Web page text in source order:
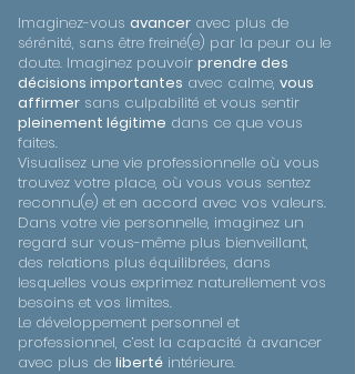
Imaginez-vous avancer avec plus de
sérénité, sans être freiné(e) par la peur ou le
doute. Imaginez pouvoir prendre des
décisions importantes avec calme, vous
affirmer sans culpabilité et vous sentir
pleinement légitime dans ce que vous
faites.
Visualisez une vie professionnelle où vous
trouvez votre place, où vous vous sentez
reconnu(e) et en accord avec vos valeurs.
Dans votre vie personnelle, imaginez un
regard sur vous-même plus bienveillant,
des relations plus équilibrées, dans
lesquelles vous exprimez naturellement vos
besoins et vos limites.
Le développement personnel et
professionnel, c’est la capacité à avancer
avec plus de liberté intérieure.